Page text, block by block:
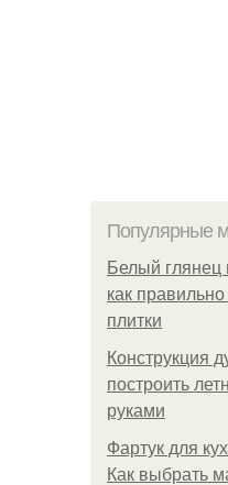
Популярные
Белый глянец
как
плитки
Конструкция
построить
руками
Фартук для
Как выбрать